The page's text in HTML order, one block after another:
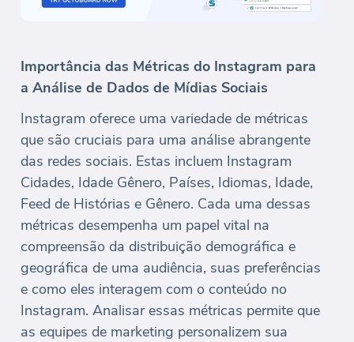
Importância das Métricas do Instagram para
a Análise de Dados de Mídias Sociais
Instagram oferece uma variedade de métricas
que são cruciais para uma análise abrangente
das redes sociais. Estas incluem Instagram
Cidades, Idade Gênero, Países, Idiomas, Idade,
Feed de Histórias e Gênero. Cada uma dessas
métricas desempenha um papel vital na
compreensão da distribuição demográfica e
geográfica de uma audiência, suas preferências
e como eles interagem com o conteúdo no
Instagram. Analisar essas métricas permite que
as equipes de marketing personalizem sua